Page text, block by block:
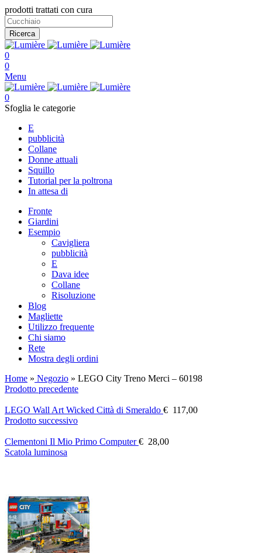
prodotti trattati con cura
Ricerca
0
0
Menu
0
Sfoglia le categorie
E
pubblicità
Collane
Donne attuali
Squillo
Tutorial per la poltrona
In attesa di
Fronte
Giardini
Esempio
Cavigliera
pubblicità
E
Dava idee
Collane
Risoluzione
Blog
Magliette
Utilizzo frequente
Chi siamo
Rete
Mostra degli ordini
Home » Negozio » LEGO City Treno Merci – 60198
Prodotto precedente
LEGO Wall Art Wicked Città di Smeraldo € 117,00
Prodotto successivo
Clementoni Il Mio Primo Computer€ 28,00
Scatola luminosa